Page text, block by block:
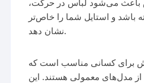
می‌شود لباس در حرکت،
باشد و استایل شما را خاص‌تر
نشان دهد.
برای کسانی مناسب است که
از مدل‌های معمولی هستند. این